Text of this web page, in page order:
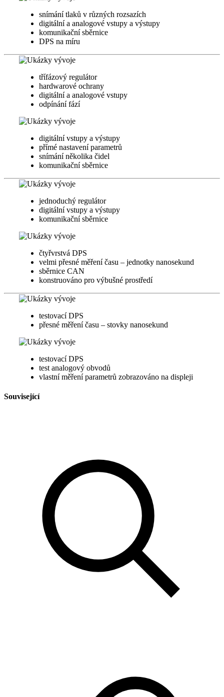
snímání tlaků v různých rozsazích
digitální a analogové vstupy a výstupy
komunikační sběrnice
DPS na míru
třífázový regulátor
hardwarové ochrany
digitální a analogové vstupy
odpínání fází
digitální vstupy a výstupy
přímé nastavení parametrů
snímání několika čidel
komunikační sběrnice
jednoduchý regulátor
digitální vstupy a výstupy
komunikační sběrnice
čtyřvrstvá DPS
velmi přesné měření času – jednotky nanosekund
sběrnice CAN
konstruováno pro výbušné prostředí
testovací DPS
přesné měření času – stovky nanosekund
testovací DPS
test analogový obvodů
vlastní měření parametrů zobrazováno na displeji
Související